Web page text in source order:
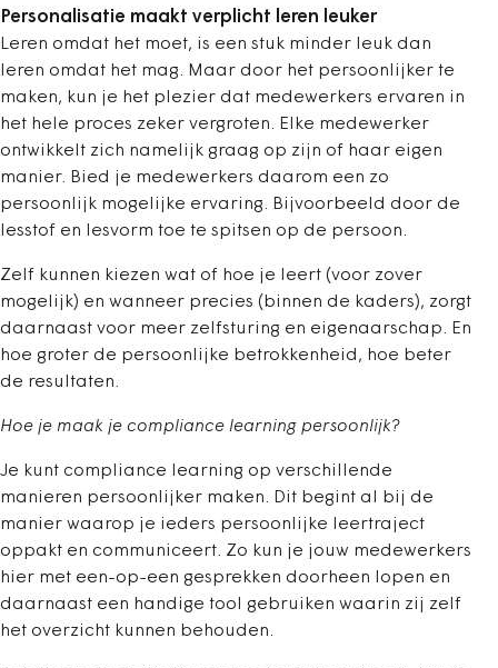
Personalisatie maakt verplicht leren leuker
Leren omdat het moet, is een stuk minder leuk dan
leren omdat het mag. Maar door het persoonlijker te
maken, kun je het plezier dat medewerkers ervaren in
het hele proces zeker vergroten. Elke medewerker
ontwikkelt zich namelijk graag op zijn of haar eigen
manier. Bied je medewerkers daarom een zo
persoonlijk mogelijke ervaring. Bijvoorbeeld door de
lesstof en lesvorm toe te spitsen op de persoon.
Zelf kunnen kiezen wat of hoe je leert (voor zover
mogelijk) en wanneer precies (binnen de kaders), zorgt
daarnaast voor meer zelfsturing en eigenaarschap. En
hoe groter de persoonlijke betrokkenheid, hoe beter
de resultaten.
Hoe je maak je compliance learning persoonlijk?
Je kunt compliance learning op verschillende
manieren persoonlijker maken. Dit begint al bij de
manier waarop je ieders persoonlijke leertraject
oppakt en communiceert. Zo kun je jouw medewerkers
hier met een-op-een gesprekken doorheen lopen en
daarnaast een handige tool gebruiken waarin zij zelf
het overzicht kunnen behouden.